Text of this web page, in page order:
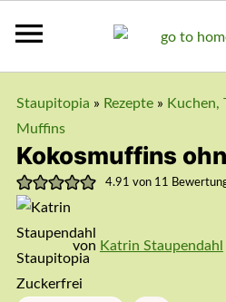
Staupitopia » Rezepte» Kuchen,
Muffins
Kokosmuffins
4.91 von 11
von Katrin Staupendahl